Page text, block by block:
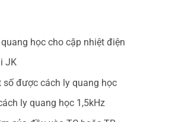
học cho cặp nhiệt điện
JK
số được cách ly quang học
ly quang học 1,5kHz